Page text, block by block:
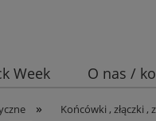
Week O nas /
Mufy i głowice SN
» Końcówki , złączki ,